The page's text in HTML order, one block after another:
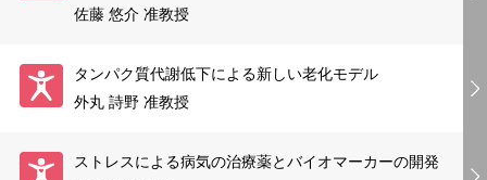
佐藤 悠介 准教授
タンパク質代謝低下による新しい老化モデル
外丸 詩野 准教授
ストレスによる病気の治療薬とバイオマーカーの開発